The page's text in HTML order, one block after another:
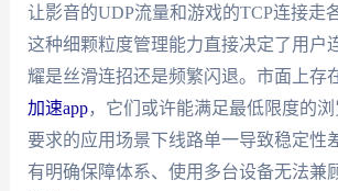
让影音的UDP流量和游戏的TCP连接走
这种细颗粒度管理能力直接决定了用户
耀是丝滑连招还是频繁闪退。市面上存
加速app，它们或许能满足最低限度的
要求的应用场景下线路单一导致稳定性
有明确保障体系、使用多台设备无法兼